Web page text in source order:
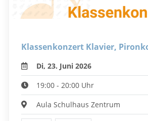
Klassenkonzert Klavier,
Di, 23. Juni 2026
19:00 - 20:00 Uhr
Aula Schulhaus Zentrum